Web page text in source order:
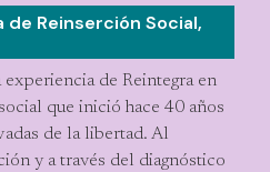
de Reinserción Social,
de Reintegra en
que inició hace 40 años
de la libertad. Al
y a través del diagnóstico